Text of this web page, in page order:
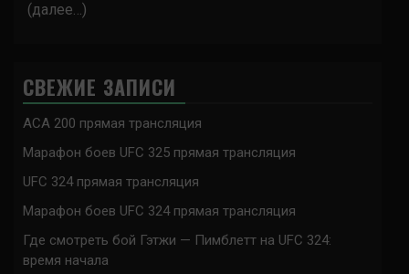
(далее…)
СВЕЖИЕ ЗАПИСИ
ACA 200 прямая трансляция
Марафон боев UFC 325 прямая трансляция
UFC 324 прямая трансляция
Марафон боев UFC 324 прямая трансляция
Где смотреть бой Гэтжи — Пимблетт на UFC 324:
время начала